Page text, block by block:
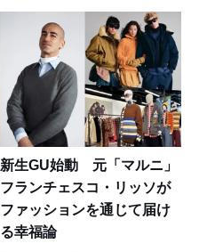
新生GU始動 元「マルニ」
フランチェスコ・リッソが
ファッションを通じて届け
る幸福論